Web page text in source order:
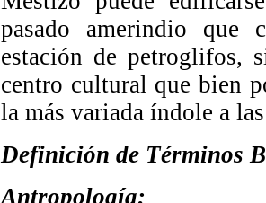
pasado amerindio que
estación de petroglifos,
centro cultural que bien
la más variada índole a
Definición de Términos
Antropología: